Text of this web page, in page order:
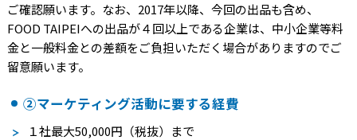
ご確認願います。なお、2017年以降、今回の出品も含め、
FOOD TAIPEIへの出品が４回以上である企業は、中小企業等料
金と一般料金との差額をご負担いただく場合がありますのでご
留意願います。
②マーケティング活動に要する経費
１社最大50,000円（税抜）まで